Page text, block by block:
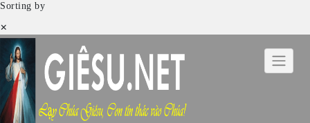
Sorting by
×
Skip
to
content